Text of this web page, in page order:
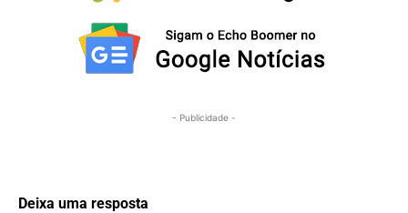
- Publicidade -
Deixa uma resposta